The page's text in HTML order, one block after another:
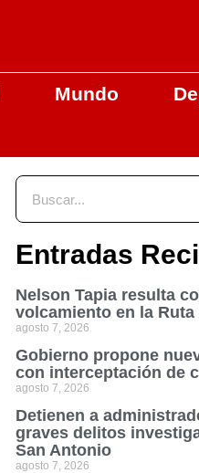
Mundo
Entradas
Nelson Tapia resulta
volcamiento en la Ruta
agosto 7, 2026
Gobierno propone
con interceptación de
agosto 7, 2026
Detienen a
graves delitos
San Antonio
agosto 7, 2026